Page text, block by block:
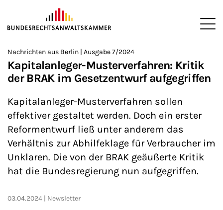
ZUM HAUPTINHALT SPRINGEN
Sie befinden sich hier:
>
Startseite
>
Newsroom
>
Newsletter
>
Nachrichten aus Berlin | Ausgabe 7/2024
Kapitalanleger-Musterverfahren: Kritik
der BRAK im Gesetzentwurf aufgegriffen
Kapitalanleger-Musterverfahren sollen
effektiver gestaltet werden. Doch ein erster
Reformentwurf ließ unter anderem das
Verhältnis zur Abhilfeklage für Verbraucher im
Unklaren. Die von der BRAK geäußerte Kritik
hat die Bundesregierung nun aufgegriffen.
03.04.2024 Newsletter